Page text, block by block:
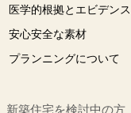
医学的根拠とエビデンス
安⼼安全な素材
プランニングについて
新築住宅を検討中の方